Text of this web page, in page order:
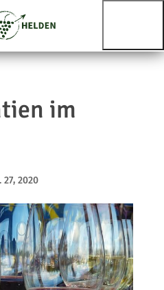
im
27, 2020